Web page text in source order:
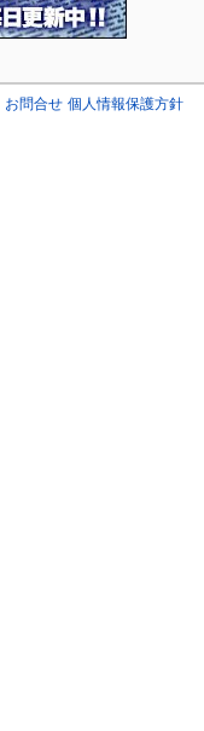
お問合せ 個人情報保護方針